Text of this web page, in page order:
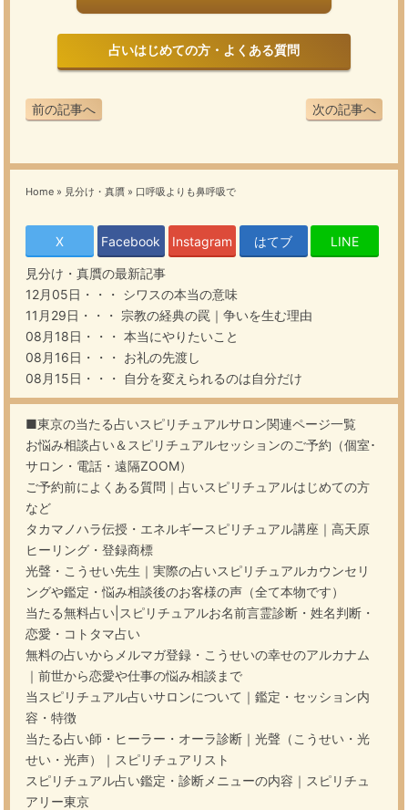
占いはじめての方・よくある質問
次の記事へ
前の記事へ
Home » 見分け・真贋 » 口呼吸よりも鼻呼吸で
X Facebook Instagram はてブ LINE
見分け・真贋の最新記事
12月05日・・・ シワスの本当の意味
11月29日・・・ 宗教の経典の罠｜争いを生む理由
08月18日・・・ 本当にやりたいこと
08月16日・・・ お礼の先渡し
08月15日・・・
自分を変えられるのは自分だけ
■東京の当たる占いスピリチュアルサロン関連ページ一覧
お悩み相談占い＆スピリチュアルセッションのご予約（個室･
サロン・電話・遠隔ZOOM）
ご予約前によくある質問｜占いスピリチュアルはじめての方
など
タカマノハラ伝授・エネルギースピリチュアル講座｜高天原
ヒーリング・登録商標
光聲・こうせい先生｜実際の占いスピリチュアルカウンセリ
ングや鑑定・悩み相談後のお客様の声（全て本物です）
当たる無料占い|スピリチュアルお名前言霊診断・姓名判断・
恋愛・コトタマ占い
無料の占いからメルマガ登録・こうせいの幸せのアルカナム
｜前世から恋愛や仕事の悩み相談まで
当スピリチュアル占いサロンについて｜鑑定・セッション内
容・特徴
当たる占い師・ヒーラー・オーラ診断｜光聲（こうせい・光
せい・光声）｜スピリチュアリスト
スピリチュアル占い鑑定・診断メニューの内容｜スピリチュ
アリー東京